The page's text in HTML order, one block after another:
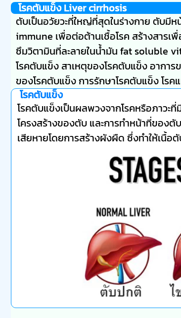
โรคตับแข็ง Liver cirrhosis
ตับเป็นอวัยวะที่ใหญ่ที่สุดในร่างกาย ตับมี
immune เพื่อต่อต้านเชื้อโรค สร้างสาร
ซึมวิตามินที่ละลายในน้ำมัน fat soluble
โรคตับแข็ง สาเหตุของโรคตับแข็ง อากา
ของโรคตับแข็ง การรักษาโรคตับแข็ง โ
โรคตับแข็ง
โรคตับแข็งเป็นผลพวงจากโรคหรือภาวะ
โครงสร้างของตับ และการทำหน้าที่ของ
เสียหายโดยการสร้างผังผืด ซึ่งทำให้เนื้อ